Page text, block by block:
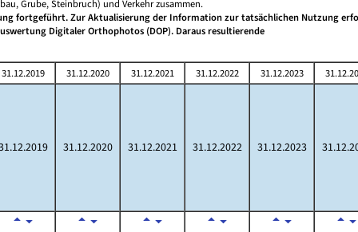
Grube, Steinbruch) und Verkehr zusammen.
fortgeführt. Zur Aktualisierung der Information zur tatsächlichen Nutzung
Digitaler Orthophotos (DOP). Daraus resultierende
31.12.2019 31.12.2020 31.12.2021 31.12.2022 31.12.2023
31.12.2020 31.12.2021 31.12.2022 31.12.2023